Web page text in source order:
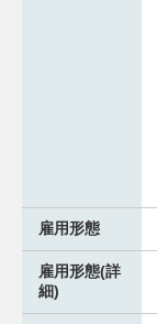
雇用形態
雇用形態(詳
細)